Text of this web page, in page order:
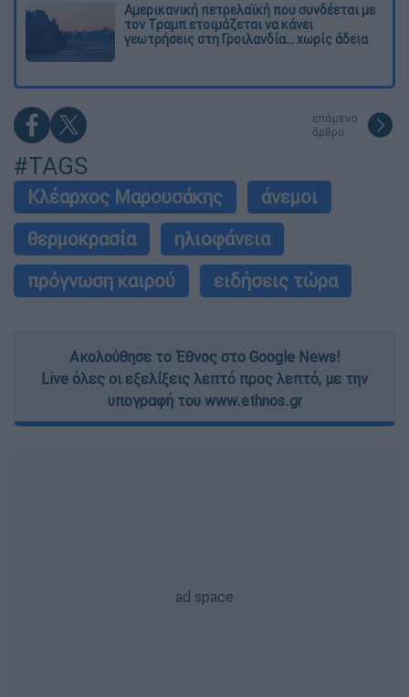
Αμερικανική πετρελαϊκή που συνδέεται με
τον Τραμπ ετοιμάζεται να κάνει
γεωτρήσεις στη Γροιλανδία... χωρίς άδεια
επόμενο
άρθρο
#TAGS
Κλέαρχος Μαρουσάκης
άνεμοι
θερμοκρασία
ηλιοφάνεια
πρόγνωση καιρού
ειδήσεις τώρα
Ακολούθησε το Έθνος στο Google News!
Live όλες οι εξελίξεις λεπτό προς λεπτό, με την
υπογραφή του www.ethnos.gr